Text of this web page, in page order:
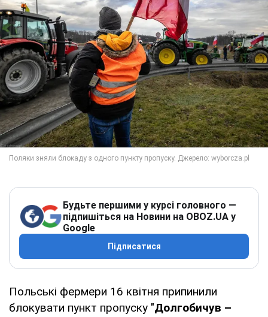
Будьте першими у курсі головного —
підпишіться на Новини на OBOZ.UA у
Google
Підписатися
Польські фермери 16 квітня припинили
блокувати пункт пропуску "Долгобичув –